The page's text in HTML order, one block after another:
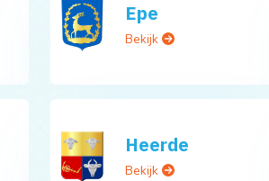
Epe
Bekijk
Heerde
Bekijk